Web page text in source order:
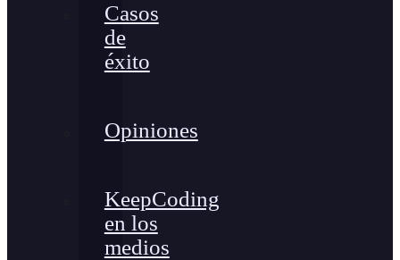
Casos
de
éxito
Opiniones
KeepCoding
en los
medios